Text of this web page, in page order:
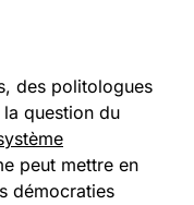
des politologues
question du
peut mettre en
démocraties